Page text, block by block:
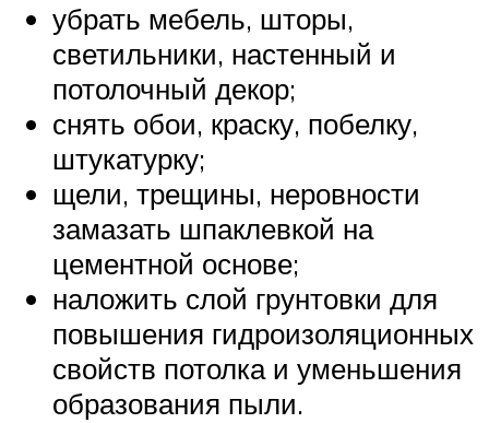
убрать мебель, шторы,
светильники, настенный и
потолочный декор;
снять обои, краску, побелку,
штукатурку;
щели, трещины, неровности
замазать шпаклевкой на
цементной основе;
наложить слой грунтовки для
повышения гидроизоляционных
свойств потолка и уменьшения
образования пыли.